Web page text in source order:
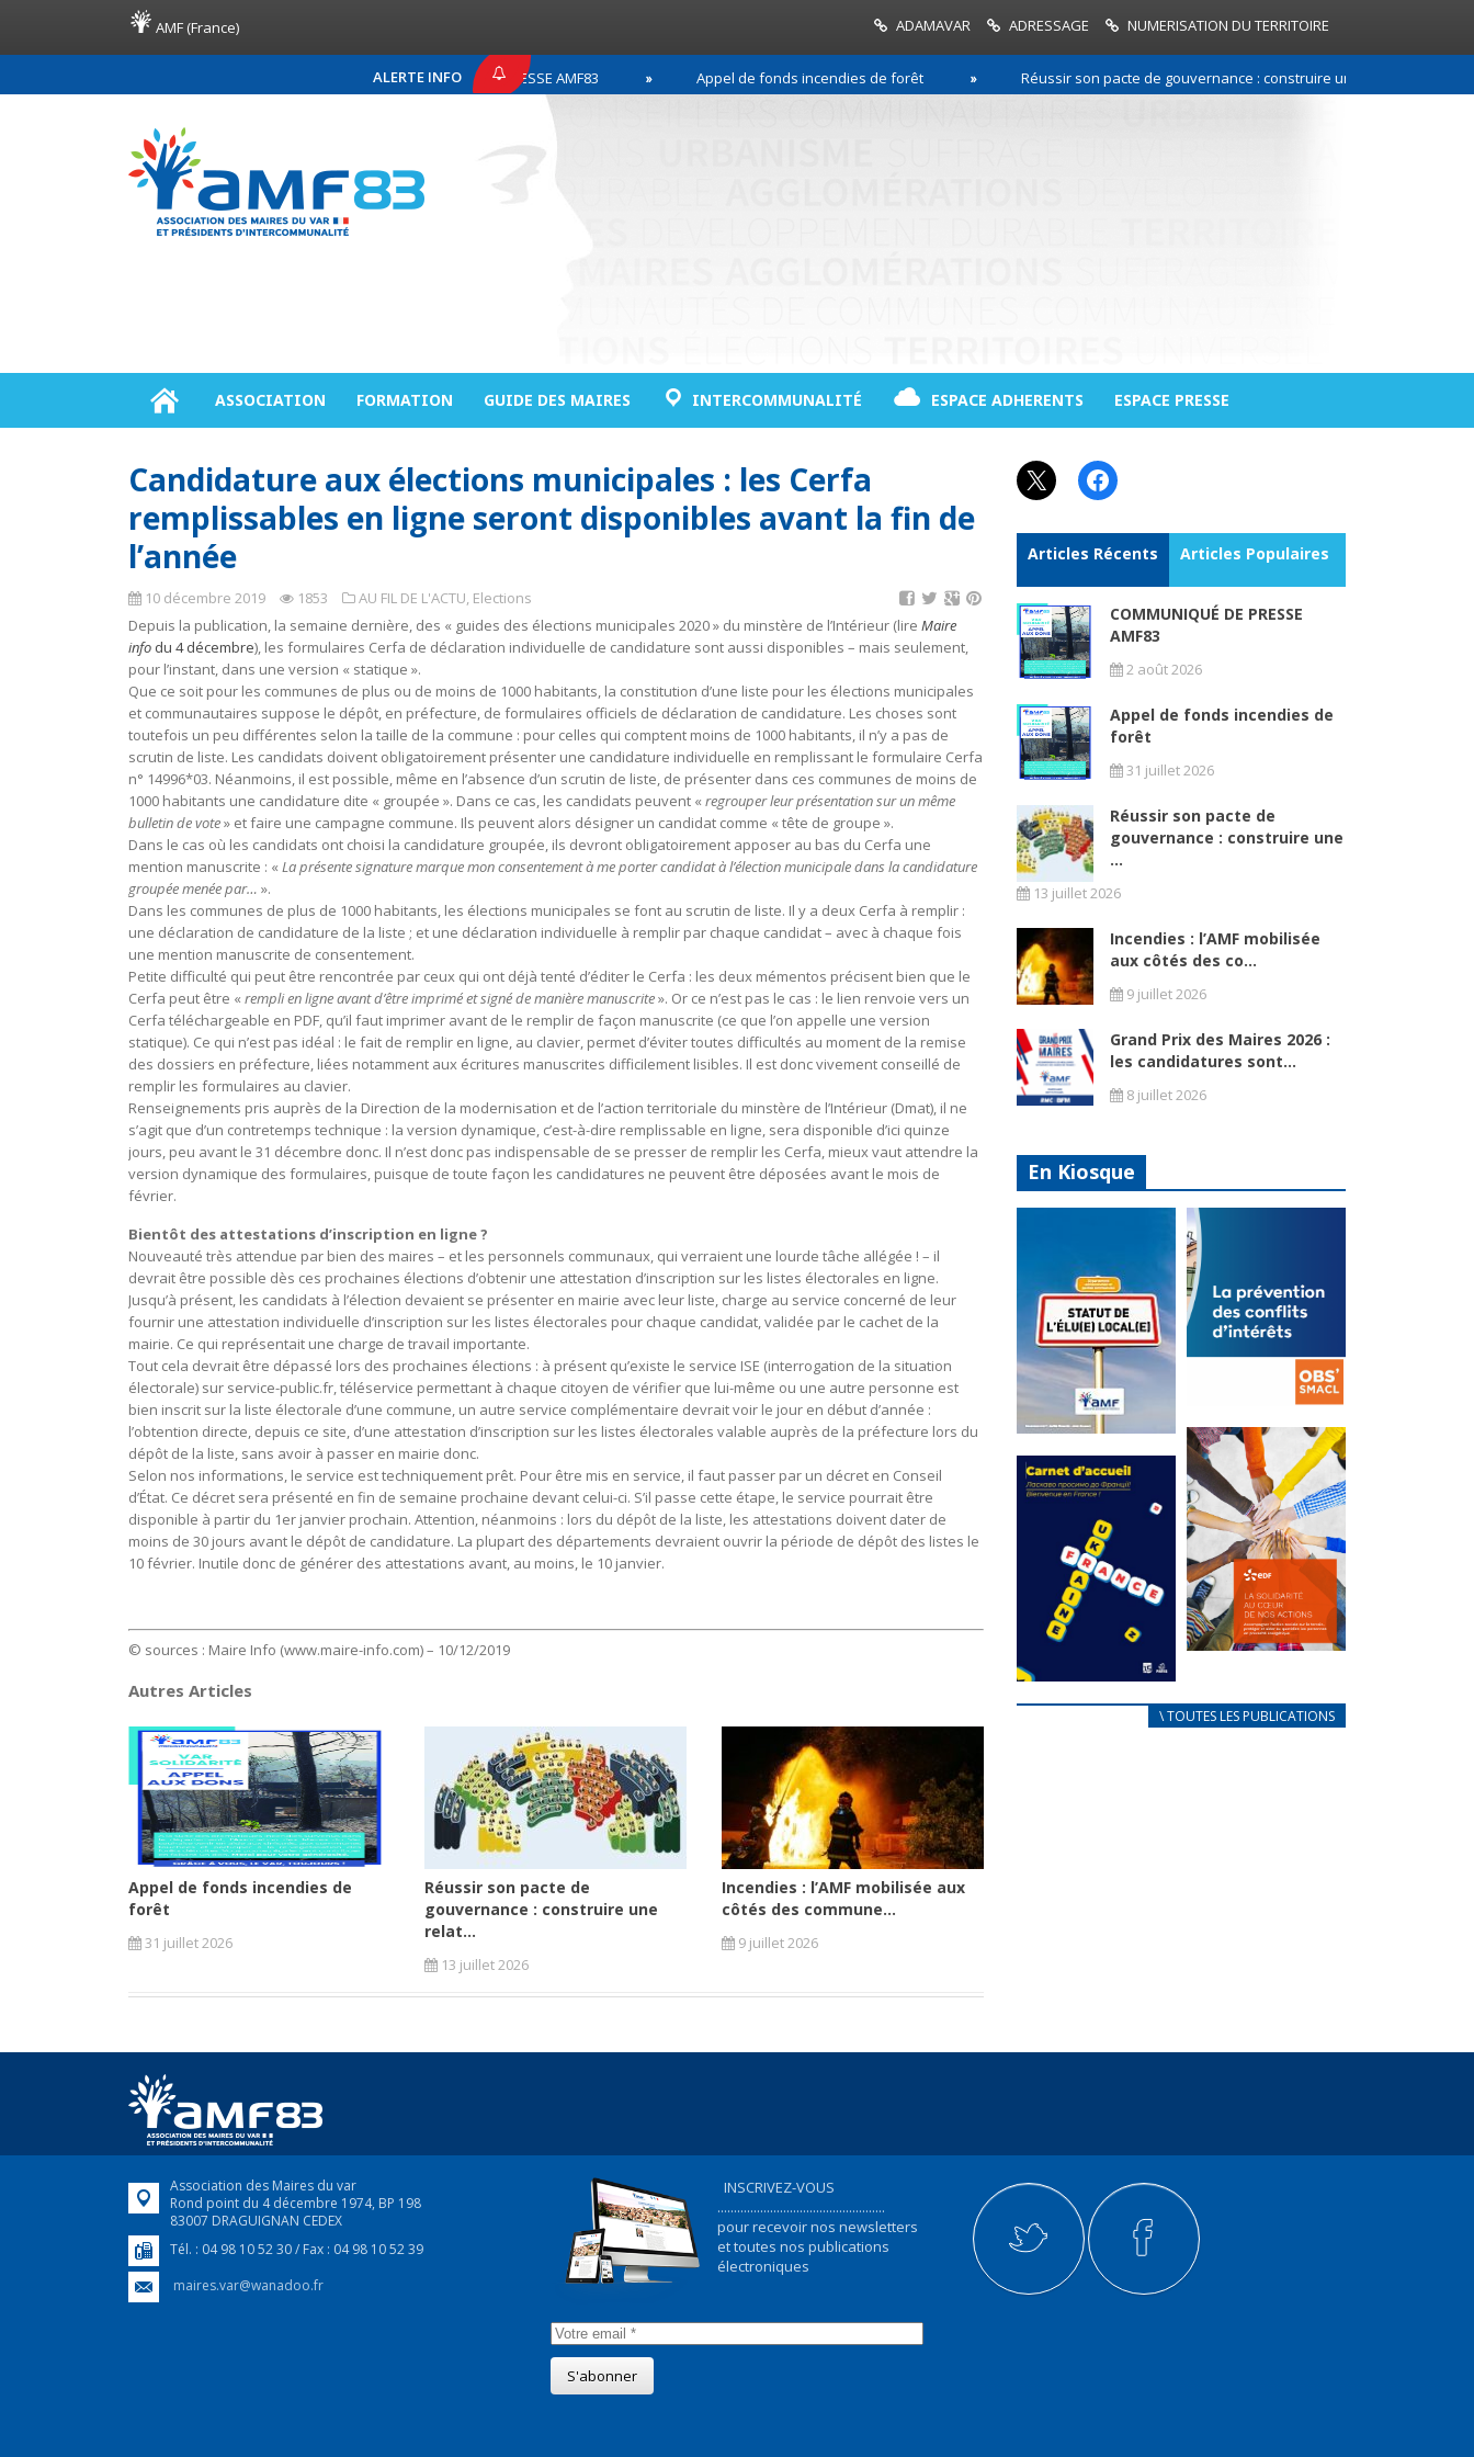
AMF (France) ADAMAVAR ADRESSAGE NUMERISATION DU TERRITOIRE
ALERTE INFO
COMMUNIQUÉ DE PRESSE AMF83 Appel de fonds incendies de forêt Réussir son pacte de gouvernance : construire une relation de
ASSOCIATION FORMATION GUIDE DES MAIRES INTERCOMMUNALITÉ ESPACE ADHERENTS ESPACE PRESSE
Candidature aux élections municipales : les Cerfa
remplissables en ligne seront disponibles avant la fin de
l’année
10 décembre 2019 1853 AU FIL DE L'ACTU, Elections
Depuis la publication, la semaine dernière, des « guides des élections municipales 2020 » du minstère de l’Intérieur (lire Maire
info du 4 décembre), les formulaires Cerfa de déclaration individuelle de candidature sont aussi disponibles – mais seulement,
pour l’instant, dans une version « statique ».
Que ce soit pour les communes de plus ou de moins de 1000 habitants, la constitution d’une liste pour les élections municipales
et communautaires suppose le dépôt, en préfecture, de formulaires officiels de déclaration de candidature. Les choses sont
toutefois un peu différentes selon la taille de la commune : pour celles qui comptent moins de 1000 habitants, il n’y a pas de
scrutin de liste. Les candidats doivent obligatoirement présenter une candidature individuelle en remplissant le formulaire Cerfa
n° 14996*03. Néanmoins, il est possible, même en l’absence d’un scrutin de liste, de présenter dans ces communes de moins de
1000 habitants une candidature dite « groupée ». Dans ce cas, les candidats peuvent « regrouper leur présentation sur un même
bulletin de vote» et faire une campagne commune. Ils peuvent alors désigner un candidat comme « tête de groupe ».
Dans le cas où les candidats ont choisi la candidature groupée, ils devront obligatoirement apposer au bas du Cerfa une
mention manuscrite : « La présente signature marque mon consentement à me porter candidat à l’élection municipale dans la candidature
groupée menée par… ».
Dans les communes de plus de 1000 habitants, les élections municipales se font au scrutin de liste. Il y a deux Cerfa à remplir :
une déclaration de candidature de la liste ; et une déclaration individuelle à remplir par chaque candidat – avec à chaque fois
une mention manuscrite de consentement.
Petite difficulté qui peut être rencontrée par ceux qui ont déjà tenté d’éditer le Cerfa : les deux mémentos précisent bien que le
Cerfa peut être « rempli en ligne avant d’être imprimé et signé de manière manuscrite». Or ce n’est pas le cas : le lien renvoie vers un
Cerfa téléchargeable en PDF, qu’il faut imprimer avant de le remplir de façon manuscrite (ce que l’on appelle une version
statique). Ce qui n’est pas idéal : le fait de remplir en ligne, au clavier, permet d’éviter toutes difficultés au moment de la remise
des dossiers en préfecture, liées notamment aux écritures manuscrites difficilement lisibles. Il est donc vivement conseillé de
remplir les formulaires au clavier.
Renseignements pris auprès de la Direction de la modernisation et de l’action territoriale du minstère de l’Intérieur (Dmat), il ne
s’agit que d’un contretemps technique : la version dynamique, c’est-à-dire remplissable en ligne, sera disponible d’ici quinze
jours, peu avant le 31 décembre donc. Il n’est donc pas indispensable de se presser de remplir les Cerfa, mieux vaut attendre la
version dynamique des formulaires, puisque de toute façon les candidatures ne peuvent être déposées avant le mois de
février.
Bientôt des attestations d’inscription en ligne ?
Nouveauté très attendue par bien des maires – et les personnels communaux, qui verraient une lourde tâche allégée ! – il
devrait être possible dès ces prochaines élections d’obtenir une attestation d’inscription sur les listes électorales en ligne.
Jusqu’à présent, les candidats à l’élection devaient se présenter en mairie avec leur liste, charge au service concerné de leur
fournir une attestation individuelle d’inscription sur les listes électorales pour chaque candidat, validée par le cachet de la
mairie. Ce qui représentait une charge de travail importante.
Tout cela devrait être dépassé lors des prochaines élections : à présent qu’existe le service ISE (interrogation de la situation
électorale) sur service-public.fr, téléservice permettant à chaque citoyen de vérifier que lui-même ou une autre personne est
bien inscrit sur la liste électorale d’une commune, un autre service complémentaire devrait voir le jour en début d’année :
l’obtention directe, depuis ce site, d’une attestation d’inscription sur les listes électorales valable auprès de la préfecture lors du
dépôt de la liste, sans avoir à passer en mairie donc.
Selon nos informations, le service est techniquement prêt. Pour être mis en service, il faut passer par un décret en Conseil
d’État. Ce décret sera présenté en fin de semaine prochaine devant celui-ci. S’il passe cette étape, le service pourrait être
disponible à partir du 1er janvier prochain. Attention, néanmoins : lors du dépôt de la liste, les attestations doivent dater de
moins de 30 jours avant le dépôt de candidature. La plupart des départements devraient ouvrir la période de dépôt des listes le
10 février. Inutile donc de générer des attestations avant, au moins, le 10 janvier.
© sources : Maire Info (www.maire-info.com) – 10/12/2019
Autres Articles
Appel de fonds incendies de
forêt
31 juillet 2026
Réussir son pacte de
gouvernance : construire une
relat...
13 juillet 2026
Incendies : l’AMF mobilisée aux
côtés des commune...
9 juillet 2026
X Facebook
Articles Récents Articles Populaires
COMMUNIQUÉ DE PRESSE
AMF83
2 août 2026
Appel de fonds incendies de
forêt
31 juillet 2026
Réussir son pacte de
gouvernance : construire une
...
13 juillet 2026
Incendies : l’AMF mobilisée
aux côtés des co...
9 juillet 2026
Grand Prix des Maires 2026 :
les candidatures sont...
8 juillet 2026
En Kiosque
Statut de
l’élu local
Mise à jour avril
2024
FEUILLETER
La
prévention
des conflits
d’intérêts
18 septembre 2023
FEUILLETER
au coeur de
nos actions
\ TOUTES LES PUBLICATIONS
Association des Maires du var
Rond point du 4 décembre 1974, BP 198
83007 DRAGUIGNAN CEDEX
Tél. : 04 98 10 52 30 / Fax : 04 98 10 52 39
maires.var@wanadoo.fr
INSCRIVEZ-VOUS
...................................................
pour recevoir nos newsletters
et toutes nos publications
électroniques